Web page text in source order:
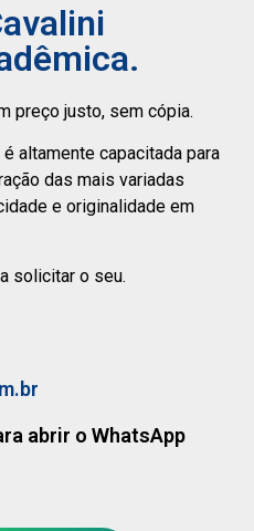
preço justo, sem cópia.
altamente capacitada para
das mais variadas
e originalidade em
solicitar o seu.
abrir o WhatsApp